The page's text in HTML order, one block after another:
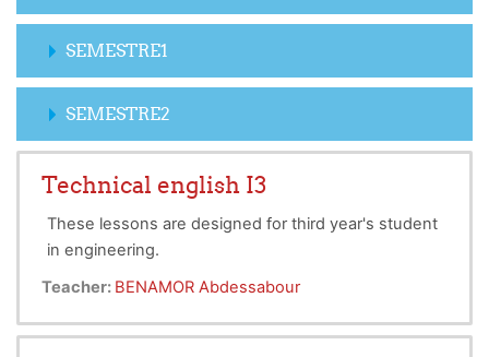
SEMESTRE1
SEMESTRE2
Technical english I3
These lessons are designed for third year's student
in engineering.
Teacher: BENAMOR Abdessabour